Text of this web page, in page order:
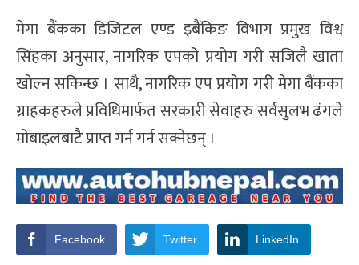
मेगा बैंकका डिजिटल एण्ड इबैंकिङ विभाग प्रमुख विश्व
सिंहका अनुसार, नागरिक एपको प्रयोग गरी सजिलै खाता
खोल्न सकिन्छ । साथै, नागरिक एप प्रयोग गरी मेगा बैंकका
ग्राहकहरुले प्रविधिमार्फत सरकारी सेवाहरु सर्वसुलभ ढंगले
मोबाइलबाटै प्राप्त गर्न गर्न सक्नेछन् ।
Facebook Twitter LinkedIn